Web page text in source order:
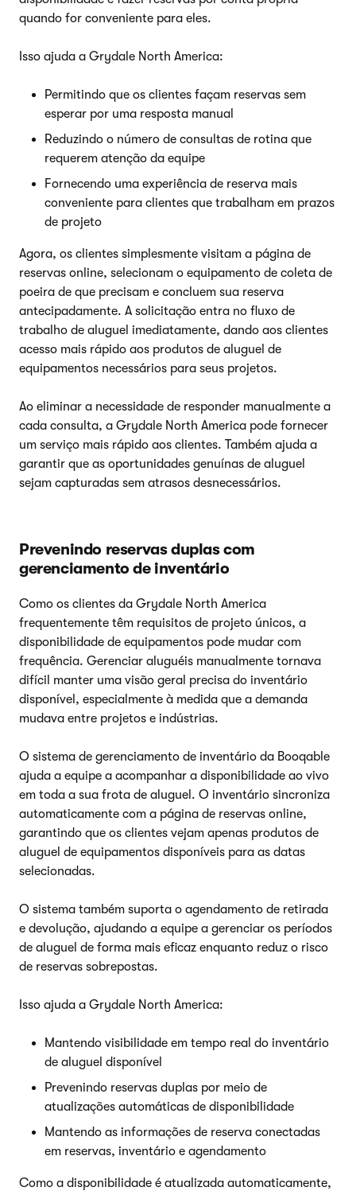
quando for conveniente para eles.
Isso ajuda a Grydale North America:
Permitindo que os clientes façam reservas sem
esperar por uma resposta manual
Reduzindo o número de consultas de rotina que
requerem atenção da equipe
Fornecendo uma experiência de reserva mais
conveniente para clientes que trabalham em prazos
de projeto
Agora, os clientes simplesmente visitam a página de
reservas online, selecionam o equipamento de coleta de
poeira de que precisam e concluem sua reserva
antecipadamente. A solicitação entra no fluxo de
trabalho de aluguel imediatamente, dando aos clientes
acesso mais rápido aos produtos de aluguel de
equipamentos necessários para seus projetos.
Ao eliminar a necessidade de responder manualmente a
cada consulta, a Grydale North America pode fornecer
um serviço mais rápido aos clientes. Também ajuda a
garantir que as oportunidades genuínas de aluguel
sejam capturadas sem atrasos desnecessários.
Prevenindo reservas duplas com
gerenciamento de inventário
Como os clientes da Grydale North America
frequentemente têm requisitos de projeto únicos, a
disponibilidade de equipamentos pode mudar com
frequência. Gerenciar aluguéis manualmente tornava
difícil manter uma visão geral precisa do inventário
disponível, especialmente à medida que a demanda
mudava entre projetos e indústrias.
O sistema de gerenciamento de inventário da Booqable
ajuda a equipe a acompanhar a disponibilidade ao vivo
em toda a sua frota de aluguel. O inventário sincroniza
automaticamente com a página de reservas online,
garantindo que os clientes vejam apenas produtos de
aluguel de equipamentos disponíveis para as datas
selecionadas.
O sistema também suporta o agendamento de retirada
e devolução, ajudando a equipe a gerenciar os períodos
de aluguel de forma mais eficaz enquanto reduz o risco
de reservas sobrepostas.
Isso ajuda a Grydale North America:
Mantendo visibilidade em tempo real do inventário
de aluguel disponível
Prevenindo reservas duplas por meio de
atualizações automáticas de disponibilidade
Mantendo as informações de reserva conectadas
em reservas, inventário e agendamento
Como a disponibilidade é atualizada automaticamente,